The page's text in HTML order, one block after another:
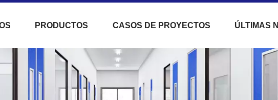
PRODUCTOS CASOS DE PROYECTOS ÚLTIMAS